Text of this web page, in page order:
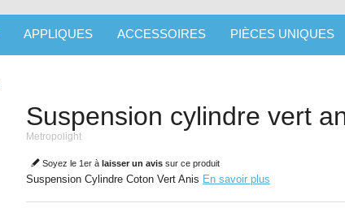
APPLIQUES ACCESSOIRES PIÈCES UNIQUES
Suspension cylindre vert
Metropolight
Soyez le 1er à laisser un avis sur ce produit
Suspension Cylindre Coton Vert Anis En savoir plus